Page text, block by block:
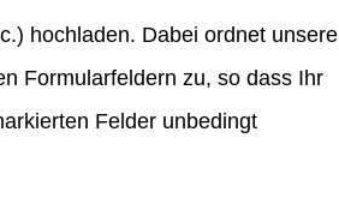
hochladen. Dabei ordnet unsere
Formularfeldern zu, so dass Ihr
Felder unbedingt